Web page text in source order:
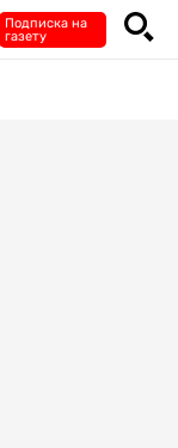
Подписка на
газету